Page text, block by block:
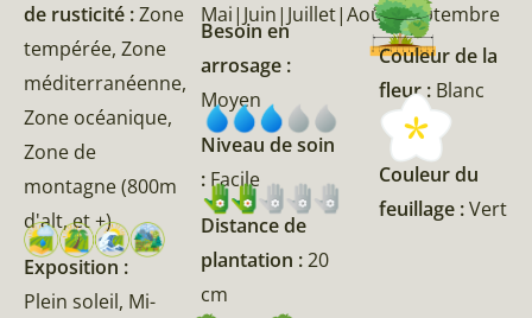
de rusticité :Zone
tempérée, Zone
méditerranéenne,
Zone océanique,
Zone de
montagne (800m
d'alt, et +)
Exposition :
Plein soleil, Mi-
Mai|Juin|Juillet|Août|Septembre
Besoin en
arrosage :
Moyen
Niveau de soin
: Facile
Distance de
plantation :20
cm
Couleur de la
fleur : Blanc
Couleur du
feuillage :Vert